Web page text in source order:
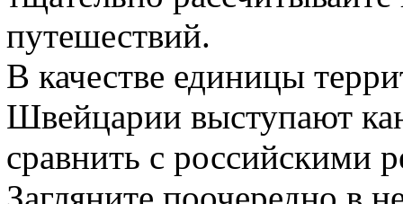
путешествий.
В качестве единицы
Швейцарии выступают
сравнить с российскими